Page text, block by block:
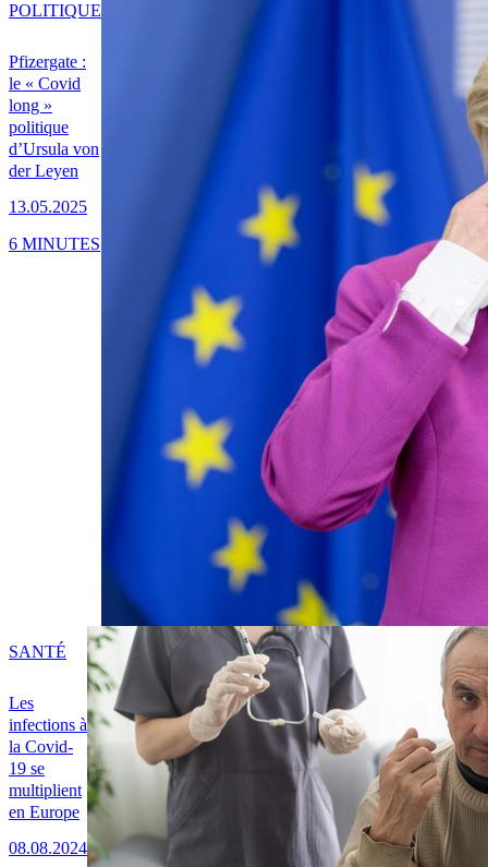
Pfizergate :
le « Covid
long »
politique
d’Ursula von
der Leyen
13.05.2025
POLITIQUE
6 MINUTES
Les
infections à
la Covid-
19 se
multiplient
en Europe
08.08.2024
SANTÉ